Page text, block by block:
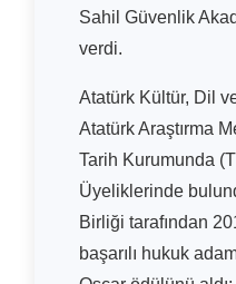
Sahil Güvenlik
verdi.
Atatürk Kültür, Dil
Atatürk Araştırma
Tarih Kurumunda
Üyeliklerinde
Birliği tarafından
başarılı hukuk